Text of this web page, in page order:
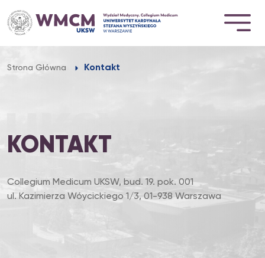
do
treści
Strona Główna Kontakt
KONTAKT
Collegium Medicum UKSW, bud. 19. pok. 001
ul. Kazimierza Wóycickiego 1/3, 01-938 Warszawa